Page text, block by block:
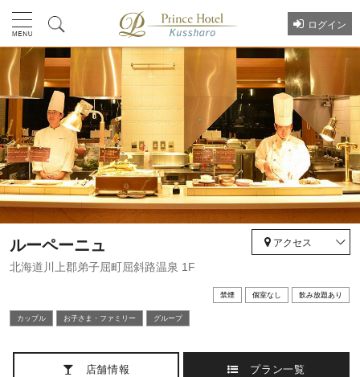
ログイン
ルーペーニュ
北海道川上郡弟子屈町屈斜路温泉 1F
アクセス
禁煙 個室なし 飲み放題あり
カップル お⼦さま・ファミリー グループ
店舗情報 プラン一覧